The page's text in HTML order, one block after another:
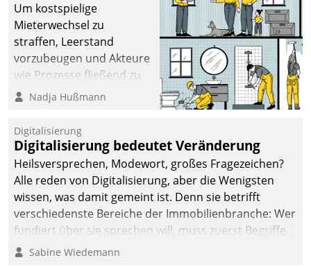
Um kostspielige
Mieterwechsel zu
straffen, Leerstand
vorzubeugen und Akteure
wie Prozesse fließend zu
vernetzen, nutzt die
Jahresbeginn eine
Überblick, Einsicht und
Eingriff bietende Lösung.
Zur Entwicklung setzte
man auf
Cloudtechnologie,
bewährte und Startup-
agile Projektmethoden.
Nadja Hußmann
Digitalisierung
Digitalisierung bedeutet Veränderung
Heilsversprechen, Modewort, großes Fragezeichen?
Alle reden von Digitalisierung, aber die Wenigsten
wissen, was damit gemeint ist. Denn sie betrifft
verschiedenste Bereiche der Immobilienbranche: Wer
fundiert über sie sprechen will, muss zuerst Begriffe
klären. Ein Aspekt ist die betriebliche Optimierung:
Sabine Wiedemann